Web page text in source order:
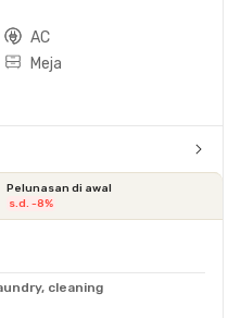
AC
Meja
Pelunasan di awal
s.d. -8%
cleaning